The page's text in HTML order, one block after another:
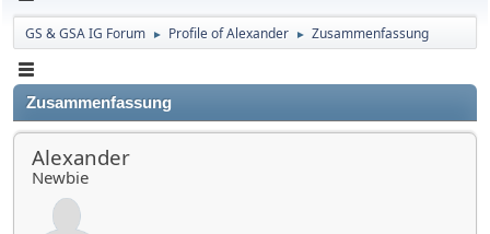
GS & GSA IG Forum ► Profile of Alexander ► Zusammenfassung
Zusammenfassung
Alexander
Newbie